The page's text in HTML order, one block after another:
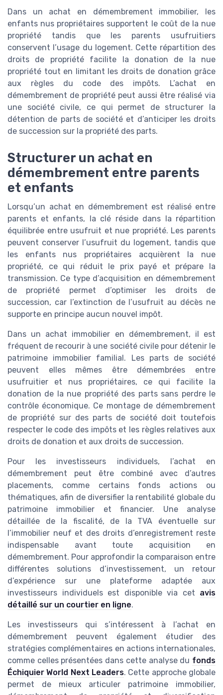
Dans un achat en démembrement immobilier, les
enfants nus propriétaires supportent le coût de la nue
propriété tandis que les parents usufruitiers
conservent l’usage du logement. Cette répartition des
droits de propriété facilite la donation de la nue
propriété tout en limitant les droits de donation grâce
aux règles du code des impôts. L’achat en
démembrement de propriété peut aussi être réalisé via
une société civile, ce qui permet de structurer la
détention de parts de société et d’anticiper les droits
de succession sur la propriété des parts.
Structurer un achat en
démembrement entre parents
et enfants
Lorsqu’un achat en démembrement est réalisé entre
parents et enfants, la clé réside dans la répartition
équilibrée entre usufruit et nue propriété. Les parents
peuvent conserver l’usufruit du logement, tandis que
les enfants nus propriétaires acquièrent la nue
propriété, ce qui réduit le prix payé et prépare la
transmission. Ce type d’acquisition en démembrement
de propriété permet d’optimiser les droits de
succession, car l’extinction de l’usufruit au décès ne
supporte en principe aucun nouvel impôt.
Dans un achat immobilier en démembrement, il est
fréquent de recourir à une société civile pour détenir le
patrimoine immobilier familial. Les parts de société
peuvent elles mêmes être démembrées entre
usufruitier et nus propriétaires, ce qui facilite la
donation de la nue propriété des parts sans perdre le
contrôle économique. Ce montage de démembrement
de propriété sur des parts de société doit toutefois
respecter le code des impôts et les règles relatives aux
droits de donation et aux droits de succession.
Pour les investisseurs individuels, l’achat en
démembrement peut être combiné avec d’autres
placements, comme certains fonds actions ou
thématiques, afin de diversifier la rentabilité globale du
patrimoine immobilier et financier. Une analyse
détaillée de la fiscalité, de la TVA éventuelle sur
l’immobilier neuf et des droits d’enregistrement reste
indispensable avant toute acquisition en
démembrement. Pour approfondir la comparaison entre
différentes solutions d’investissement, un retour
d’expérience sur une plateforme adaptée aux
investisseurs individuels est disponible via cet avis
détaillé sur un courtier en ligne.
Les investisseurs qui s’intéressent à l’achat en
démembrement peuvent également étudier des
stratégies complémentaires en actions internationales,
comme celles présentées dans cette analyse du fonds
Échiquier World Next Leaders. Cette approche globale
permet de mieux articuler patrimoine immobilier,